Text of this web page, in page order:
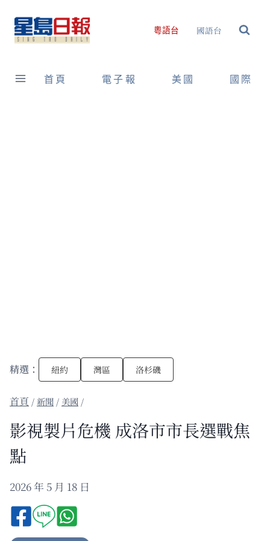
content
粵語台 國語台
首頁 電子報 美國 國際
精選： 紐約 灣區 洛杉磯
/新聞 / 美國 /
影視製片危機 成洛市市長選戰焦
點
2026 年 5 月 18 日